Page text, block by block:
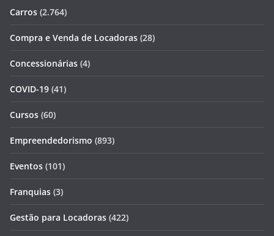
Carros (2.764)
Compra e Venda de Locadoras (28)
Concessionárias (4)
COVID-19 (41)
Cursos (60)
Empreendedorismo (893)
Eventos (101)
Franquias (3)
Gestão para Locadoras (422)